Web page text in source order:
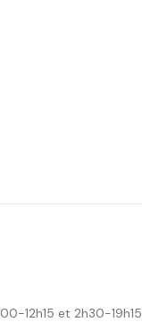
12h15 et 2h30-19h15